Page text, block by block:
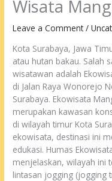
Wisata
Leave a Comment /
Kota Surabaya, Jawa
atau hutan bakau. Salah
wisatawan adalah
di Jalan Raya Wonorejo
Surabaya. Ekowisata
merupakan kawasan
di wilayah timur Kota
ekowisata, destinasi ini
edukasi. Humas
menjelaskan, wilayah ini
lintasan jogging (jogging